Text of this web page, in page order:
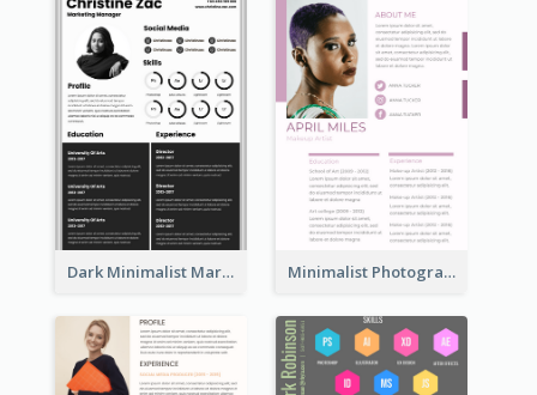
Dark Minimalist Marketing Manager Resume Minimalist Photography Assistant Resume